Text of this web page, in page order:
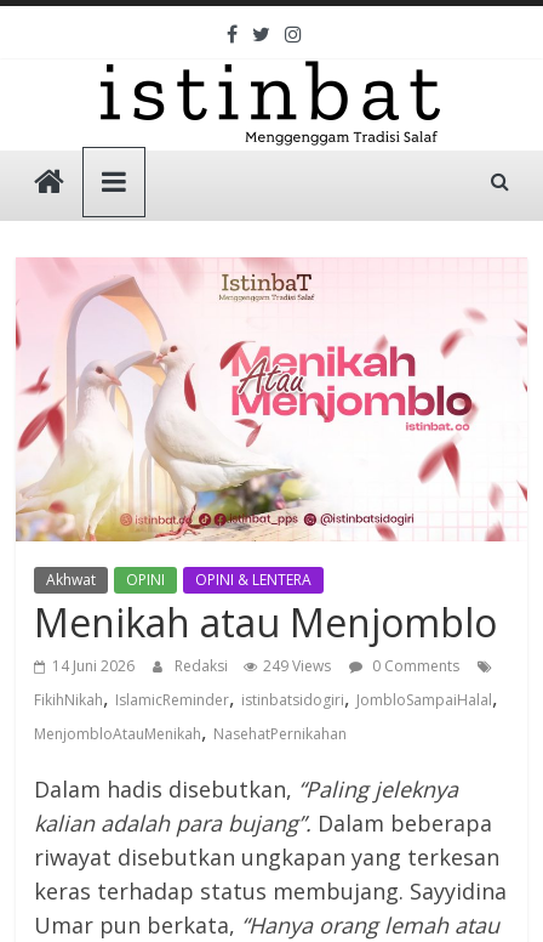
Skip
Istinbat
Menggenggam
Tradisi
Akhwat OPINI OPINI & LENTERA
Menikah atau Menjomblo
14 Juni 2026 Redaksi 249 Views
0 Comments
FikihNikah, IslamicReminder, istinbatsidogiri, JombloSampaiHalal,
MenjombloAtauMenikah, NasehatPernikahan
Dalam hadis disebutkan, “Paling jeleknya
kalian adalah para bujang”. Dalam beberapa
riwayat disebutkan ungkapan yang terkesan
keras terhadap status membujang. Sayyidina
Umar pun berkata, “Hanya orang lemah atau